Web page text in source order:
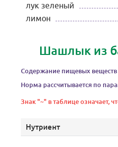
лук зеленый
лимон
Шашлык из
Содержание пищевых веществ
Норма рассчитывается по
Знак "~" в таблице означает,
Нутриент